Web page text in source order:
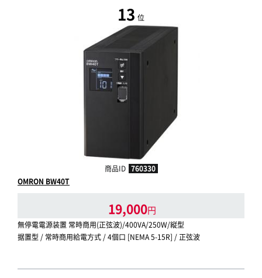
13 位
商品ID 760330
OMRON BW40T
19,000円
無停電電源装置 常時商用(正弦波)/400VA/250W/縦型
据置型 / 常時商用給電方式 / 4個口 [NEMA 5-15R] / 正弦波